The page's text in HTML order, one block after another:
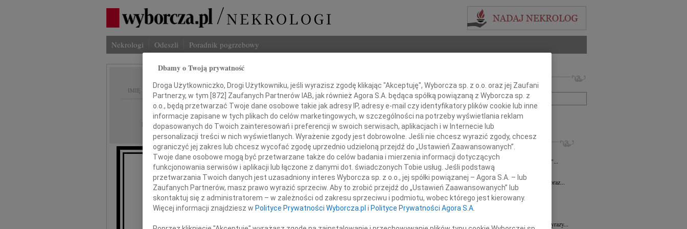
Nekrologi Odeszli Poradnik pogrzebowy
IMIĘ I NAZWISKO:
REGION: Rzeszów
DATA EMISJI: 14.11.2012
Panu
Marcinowi Deręgowskiemu
Imię i nazwisko lub numer ogłoszenia:
+ szukanie zaawansowane
INNE NEKROLOGI
Marcin Piotr Czarnota 17.07.2026
"Nie umiera ten, kto trwa w pamięci żywych"...
03.07.2026Rzeszów
Panu Dyrektorowi Jerzemu Guniewskiemu oraz...
Karol Drozd
17.06.2026
Z ogromnym smutkiem i niedowierzaniem...
12.06.2026
Pani Dr n. med. Mai Ptasiewicz składamy wyrazy...
Dbamy o Twoją prywatność
Droga Użytkowniczko, Drogi Użytkowniku, jeśli wyrazisz zgodę klikając "Akceptuję", Wyborcza sp. z o.o. oraz jej Zaufani
Partnerzy, w tym [872] Zaufanych Partnerów IAB, jak również Agora S.A. będąca spółką powiązaną z Wyborcza sp. z
o.o., będą przetwarzać Twoje dane osobowe takie jak adresy IP, adresy e-mail czy identyfikatory plików cookie lub inne
informacje zapisane w tych plikach do celów marketingowych, w szczególności na potrzeby wyświetlania reklam
dopasowanych do Twoich zainteresowań i preferencji w swoich serwisach, aplikacjach i w Internecie lub
personalizacji treści w nich wyświetlanych. Wyrażenie zgody jest dobrowolne. Jeśli nie chcesz wyrazić zgody, chcesz
ograniczyć jej zakres lub chcesz wycofać zgodę uprzednio udzieloną przejdź do „Ustawień Zaawansowanych”.
Twoje dane osobowe mogą być przetwarzane także do celów badania i mierzenia informacji dotyczących
funkcjonowania serwisów i aplikacji lub łączone z danymi dot. świadczonych Tobie usług. Jeśli podstawą
przetwarzania Twoich danych jest uzasadniony interes Wyborcza sp. z o.o., jej spółki powiązanej – Agora S.A. – lub
Zaufanych Partnerów, masz prawo wyrazić sprzeciw. Aby to zrobić przejdź do „Ustawień Zaawansowanych” lub
skontaktuj się z administratorem – w zależności od zakresu sprzeciwu i podmiotu, wobec którego jest kierowany.
Więcej informacji znajdziesz w Polityce Prywatności Wyborcza.pl i Polityce Prywatności Agora S.A.